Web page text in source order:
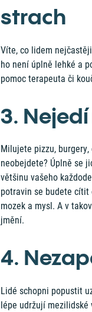
strach
Víte, co lidem
ho není úplně lehké a
pomoc terapeuta či
3.
Milujete pizzu,
neobejdete? Úplně se
většinu vašeho
potravin se budete cítit
mozek a mysl. A v
jmění.
4.
Lidé schopni popustit
lépe udržují mezilidské